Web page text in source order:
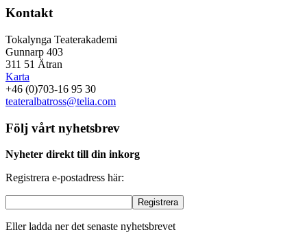
Kontakt
Tokalynga Teaterakademi
Gunnarp 403
311 51 Ätran
Karta
+46 (0)703-16 95 30
teateralbatross@telia.com
Följ vårt nyhetsbrev
Nyheter direkt till din inkorg
Registrera e-postadress här:
Eller ladda ner det senaste nyhetsbrevet